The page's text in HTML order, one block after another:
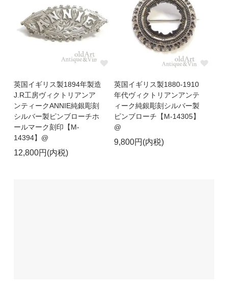
英国イギリス製1894年製造
J.R工房ヴィクトリアンア
ンティークANNIE純銀彫刻
シルバー製ピンブローチホ
ールマーク刻印【M-
14394】@
12,800円(内税)
英国イギリス製1880-1910
年代ヴィクトリアンアンテ
ィーク純銀彫刻シルバー製
ピンブローチ【M-14305】
@
9,800円(内税)